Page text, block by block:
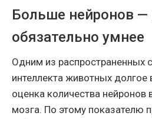
Больше нейронов —
обязательно умнее
Одним из распространенных
интеллекта животных долгое
оценка количества нейронов
мозга. По этому показателю